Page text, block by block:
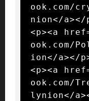
ook.com/
nion</a></
<p><a
ook.com/
ion</a></
<p><a
ook.com/
lynion</